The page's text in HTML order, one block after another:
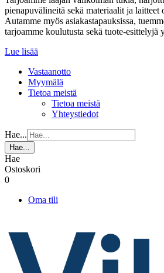
pienapuvälineitä sekä materiaalit ja laitteet
Autamme myös asiakastapauksissa,
tarjoamme koulutusta sekä tuote-esittelyjä
Lue lisää
Vastaanotto
Myymälä
Tietoa meistä
Tietoa meistä
Yhteystiedot
Hae...
Hae...
Hae
Ostoskori
0
Oma tili